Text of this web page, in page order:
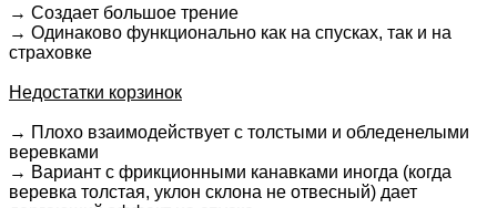
→ Создает большое трение
→ Одинаково функционально как на спусках, так и на
страховке
Недостатки корзинок
→ Плохо взаимодействует с толстыми и обледенелыми
веревками
→ Вариант с фрикционными канавками иногда (когда
веревка толстая, уклон склона не отвесный) дает